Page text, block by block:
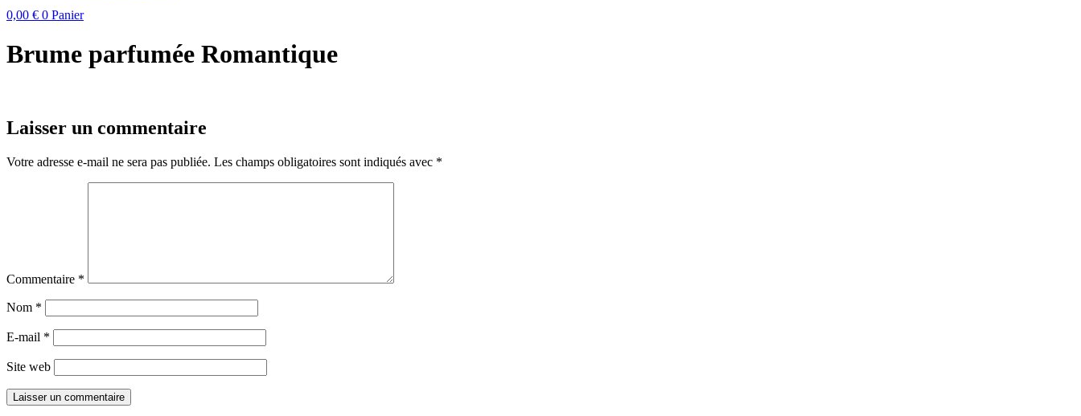
0,00 € 0 Panier
Brume parfumée Romantique
Laisser un commentaire
Votre adresse e-mail ne sera pas publiée. Les champs obligatoires sont indiqués avec *
Commentaire *
Nom *
E-mail *
Site web